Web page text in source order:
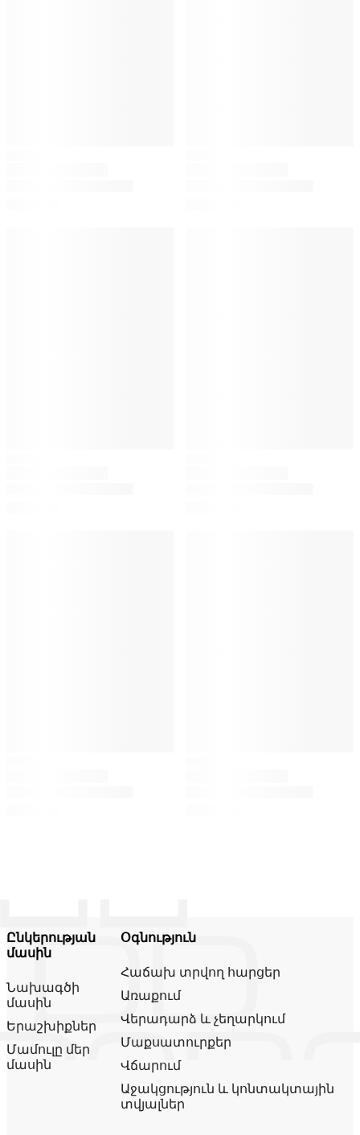
Ընկերության
մասին
Նախագծի
մասին
Երաշխիքներ
Մամուլը մեր
մասին
Օգնություն
Հաճախ տրվող հարցեր
Առաքում
Վերադարձ և չեղարկում
Մաքսատուրքեր
Վճարում
Աջակցություն և կոնտակտային
տվյալներ